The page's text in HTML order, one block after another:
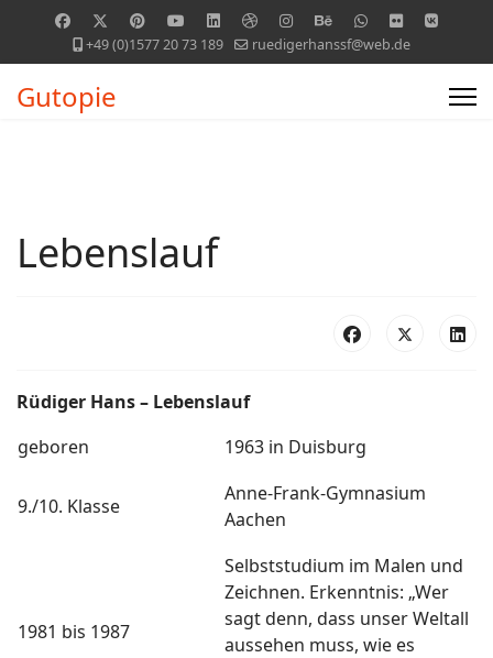
+49 (0)1577 20 73 189 ruedigerhanssf@web.de
Gutopie
Lebenslauf
Rüdiger Hans – Lebenslauf
geboren
1963 in Duisburg
9./10. Klasse
Anne-Frank-Gymnasium
Aachen
1981 bis 1987
Selbststudium im Malen und
Zeichnen. Erkenntnis: „Wer
sagt denn, dass unser Weltall
aussehen muss, wie es